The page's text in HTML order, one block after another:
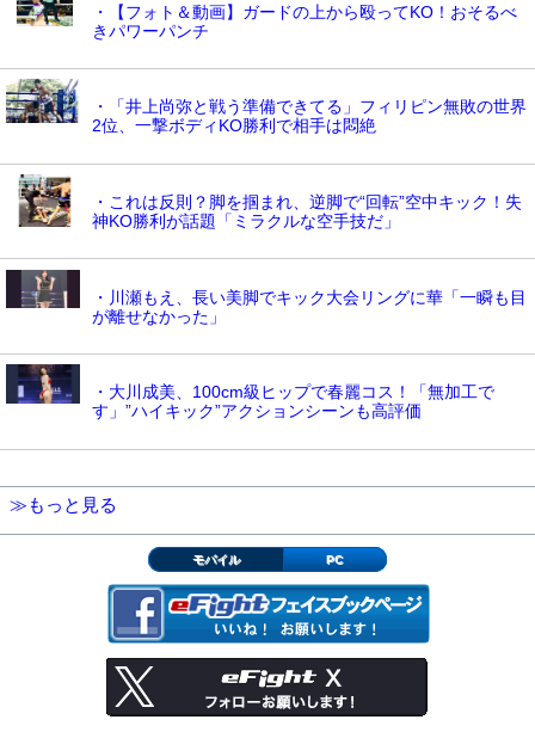
・【フォト＆動画】ガードの上から殴ってKO！おそるべ
きパワーパンチ
・「井上尚弥と戦う準備できてる」フィリピン無敗の世界
2位、一撃ボディKO勝利で相手は悶絶
・これは反則？脚を掴まれ、逆脚で“回転”空中キック！失
神KO勝利が話題「ミラクルな空手技だ」
・川瀬もえ、長い美脚でキック大会リングに華「一瞬も目
が離せなかった」
・大川成美、100cm級ヒップで春麗コス！「無加工で
す」”ハイキック”アクションシーンも高評価
≫もっと見る
モバイル PC